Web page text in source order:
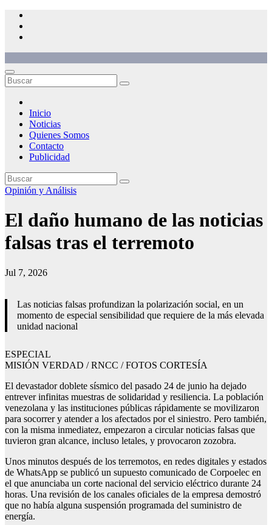
Saltar
contenido
Inicio
Noticias
Quienes Somos
Contacto
Publicidad
Opinión y Análisis
El daño humano de las noticias
falsas tras el terremoto
Jul 7, 2026
Las noticias falsas profundizan la polarización social, en un
momento de especial sensibilidad que requiere de la más elevada
unidad nacional
ESPECIAL
MISIÓN VERDAD / RNCC / FOTOS CORTESÍA
El devastador doblete sísmico del pasado 24 de junio ha dejado
entrever infinitas muestras de solidaridad y resiliencia. La población
venezolana y las instituciones públicas rápidamente se movilizaron
para socorrer y atender a los afectados por el siniestro. Pero también,
con la misma inmediatez, empezaron a circular noticias falsas que
tuvieron gran alcance, incluso letales, y provocaron zozobra.
Unos minutos después de los terremotos, en redes digitales y estados
de WhatsApp se publicó un supuesto comunicado de Corpoelec en
el que anunciaba un corte nacional del servicio eléctrico durante 24
horas. Una revisión de los canales oficiales de la empresa demostró
que no había alguna suspensión programada del suministro de
energía.